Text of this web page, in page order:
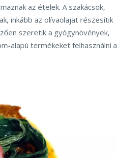
az ételek. A szakácsok,
inkább az olívaolajat részesítik
szeretik a gyógynövények,
alapú termékeket felhasználni a